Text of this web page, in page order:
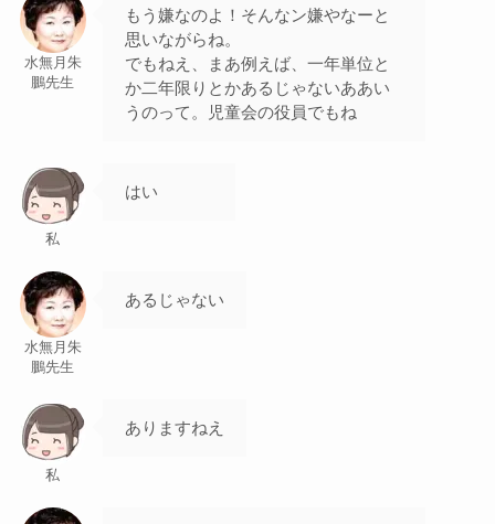
水無月朱
鵬先生
もう嫌なのよ！そんなン嫌やなーと
思いながらね。
でもねえ、まあ例えば、一年単位と
か二年限りとかあるじゃないああい
うのって。児童会の役員でもね
私
はい
水無月朱
鵬先生
あるじゃない
私
ありますねえ